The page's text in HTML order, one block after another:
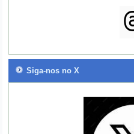
Siga-nos no X